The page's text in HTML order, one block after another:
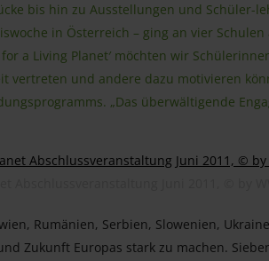
bis hin zu Ausstellungen und Schüler-
in Österreich – ging an vier
a Living Planet′ möchten wir
vertreten und andere dazu motivieren
„Das überwältigende
Rumänien, Serbien, Slowenien,
Zukunft Europas stark zu machen.